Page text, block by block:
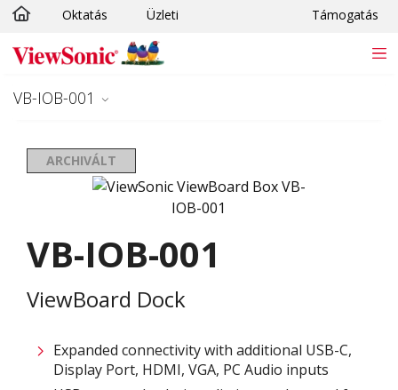
Ugrás a fő tartalomra
Oktatás Üzleti Támogatás
VB-IOB-001
ARCHIVÁLT
VB-IOB-001
ViewBoard Dock
Expanded connectivity with additional USB-C,
Display Port, HDMI, VGA, PC Audio inputs​